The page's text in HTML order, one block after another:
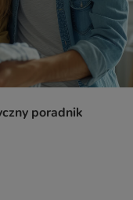
poradnik